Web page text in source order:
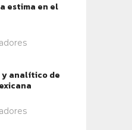
estima en el
analítico de